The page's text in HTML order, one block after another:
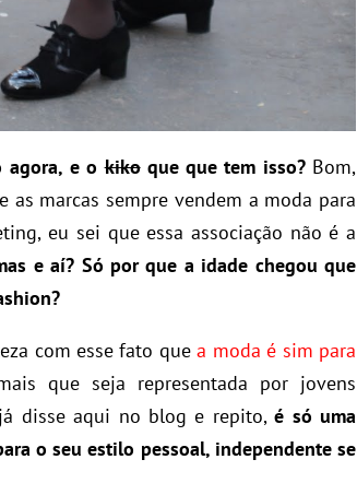
agora, e okikoque que tem isso?Bom,
as marcas sempre vendem a moda para
eu sei que essa associação não é a
e aí? Só por que a idade chegou que
com esse fato quea moda é sim para
que seja representada por jovens
disse aqui no blog e repito,é só uma
o seu estilo pessoal, independente se